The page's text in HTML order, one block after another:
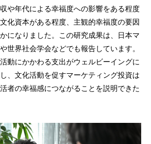
や年代による幸福度への影響をある程度
化資本がある程度、主観的幸福度の要因
になりました。この研究成果は、日本マ
世界社会学会などでも報告しています。
動にかかわる支出がウェルビーイングに
、文化活動を促すマーケティング投資は
者の幸福感につながることを説明できた